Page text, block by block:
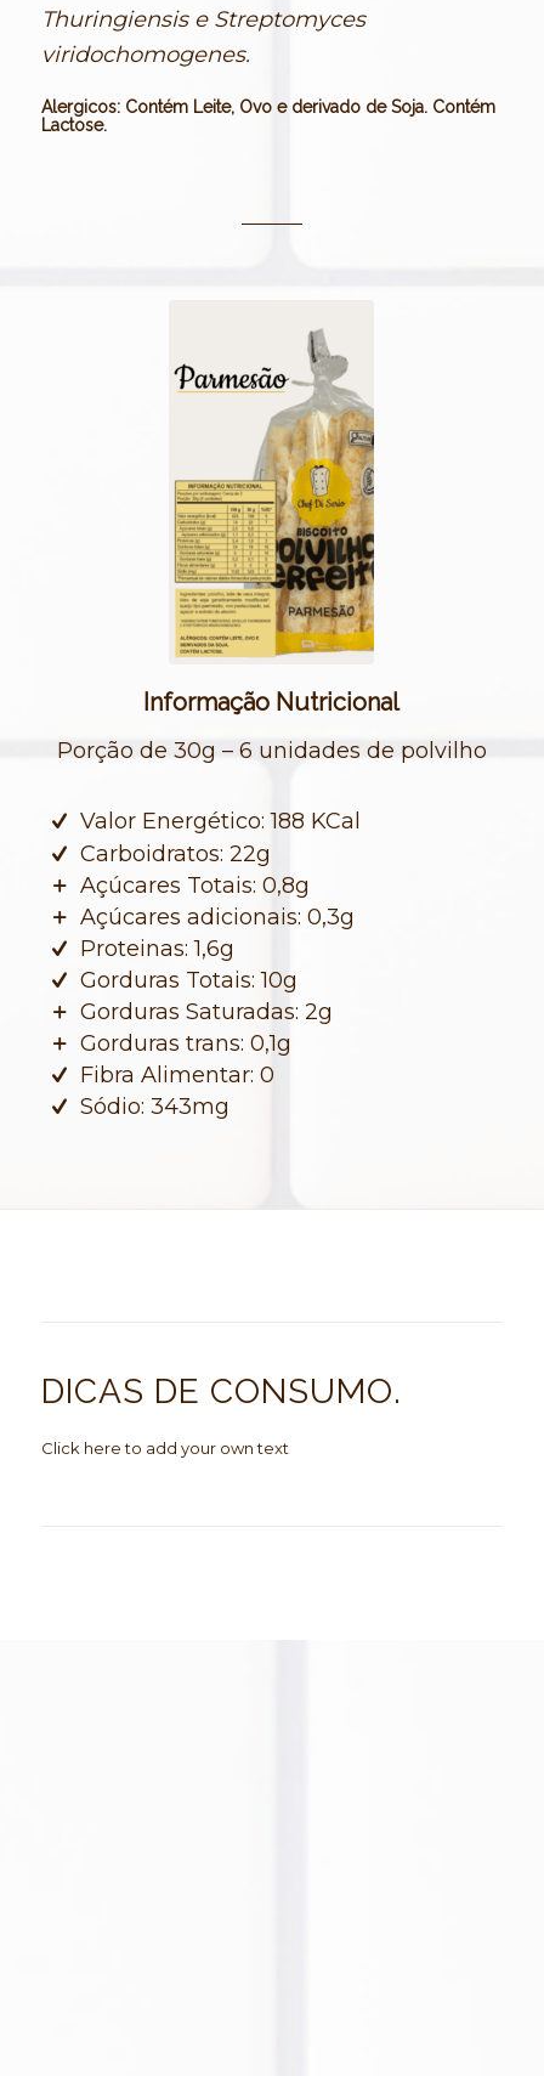
Thuringiensis e Streptomyces
viridochomogenes.
Alergicos: Contém Leite, Ovo e derivado de Soja. Contém
Lactose.
Informação Nutricional
Porção de 30g – 6 unidades de polvilho
Valor Energético: 188 KCal
Carboidratos: 22g
Açúcares Totais: 0,8g
Açúcares adicionais: 0,3g
Proteinas: 1,6g
Gorduras Totais: 10g
Gorduras Saturadas: 2g
Gorduras trans: 0,1g
Fibra Alimentar: 0
Sódio: 343mg
DICAS DE CONSUMO.
Click here to add your own text